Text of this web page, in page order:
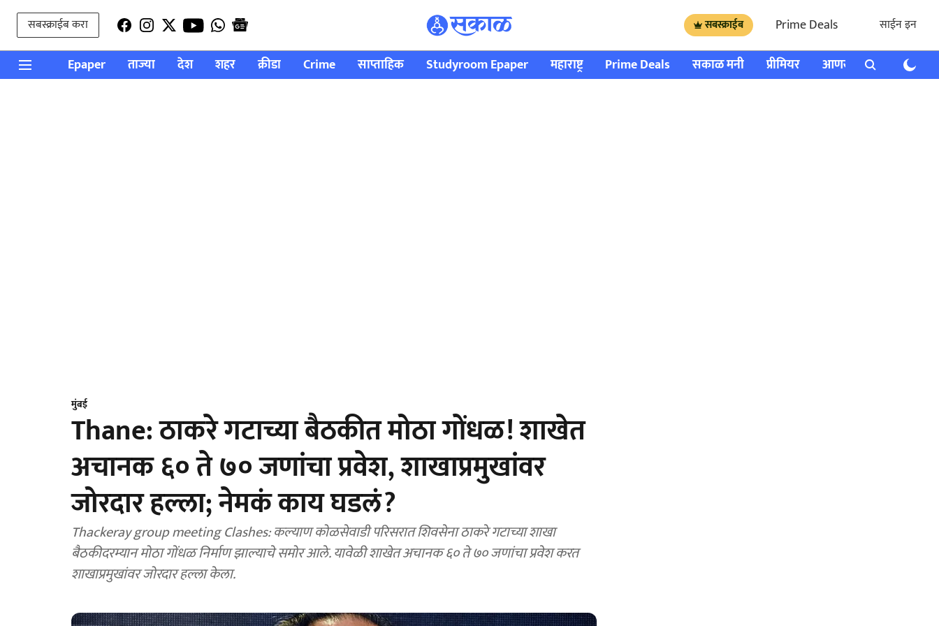
सबस्क्राईब करा सबस्क्राईब Prime Deals साईन इन
Epaper ताज्या देश शहर क्रीडा Crime साप्ताहिक Studyroom Epaper महाराष्ट्र Prime Deals सकाळ मनी प्रीमियर आणखी राशी भविष्य
मुंबई
Thane: ठाकरे गटाच्या बैठकीत मोठा गोंधळ! शाखेत
अचानक ६० ते ७० जणांचा प्रवेश, शाखाप्रमुखांवर
जोरदार हल्ला; नेमकं काय घडलं?
Thackeray group meeting Clashes: कल्याण कोळसेवाडी परिसरात शिवसेना ठाकरे गटाच्या शाखा
बैठकीदरम्यान मोठा गोंधळ निर्माण झाल्याचे समोर आले. यावेळी शाखेत अचानक ६० ते ७० जणांचा प्रवेश करत
शाखाप्रमुखांवर जोरदार हल्ला केला.